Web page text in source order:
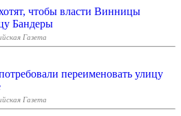
чтобы власти Винницы
Бандеры
Газета
переименовать улицу
Газета